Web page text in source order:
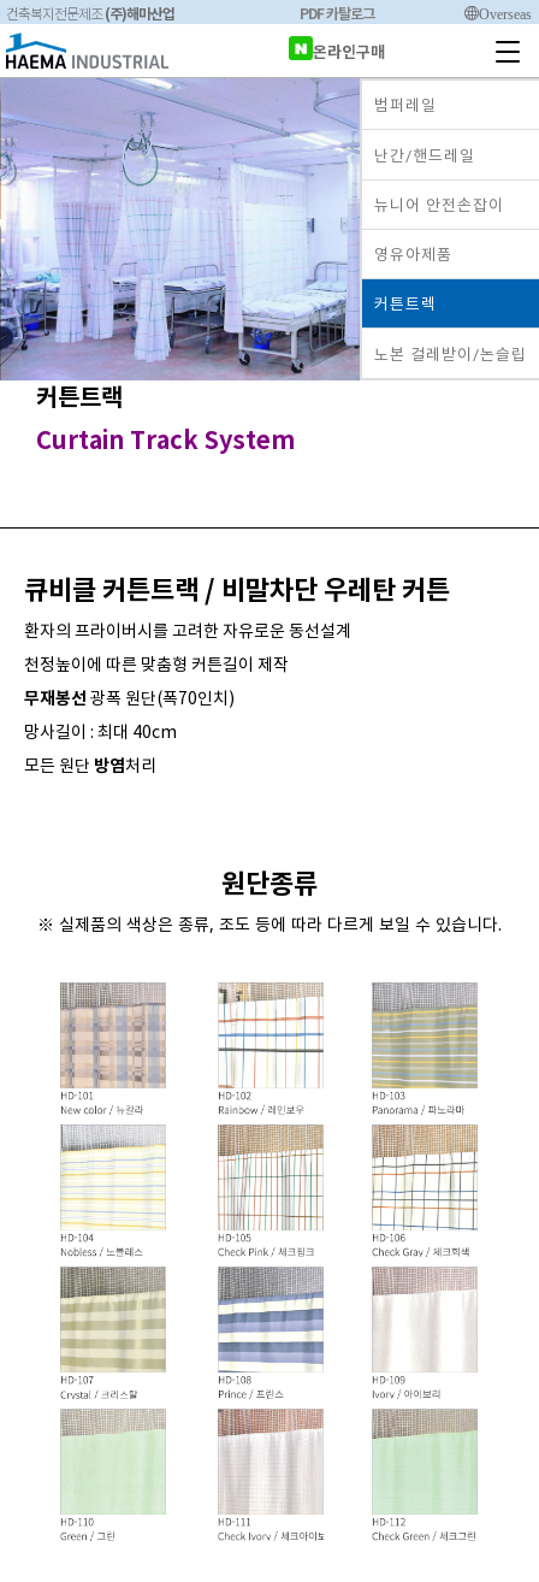
건축복지전문제조(주)해마산업 PDF 카탈로그 Overseas
온라인구매
범퍼레일
난간/핸드레일
뉴니어 안전손잡이
영유아제품
커튼트렉
노본 걸레받이/논슬립
커튼트랙
Curtain Track System
큐비클 커튼트랙 / 비말차단 우레탄 커튼
환자의 프라이버시를 고려한 자유로운 동선설계
천정높이에 따른 맞춤형 커튼길이 제작
무재봉선 광폭 원단(폭70인치)
망사길이 : 최대 40cm
모든 원단 방염처리
원단종류
※ 실제품의 색상은 종류, 조도 등에 따라 다르게 보일 수 있습니다.